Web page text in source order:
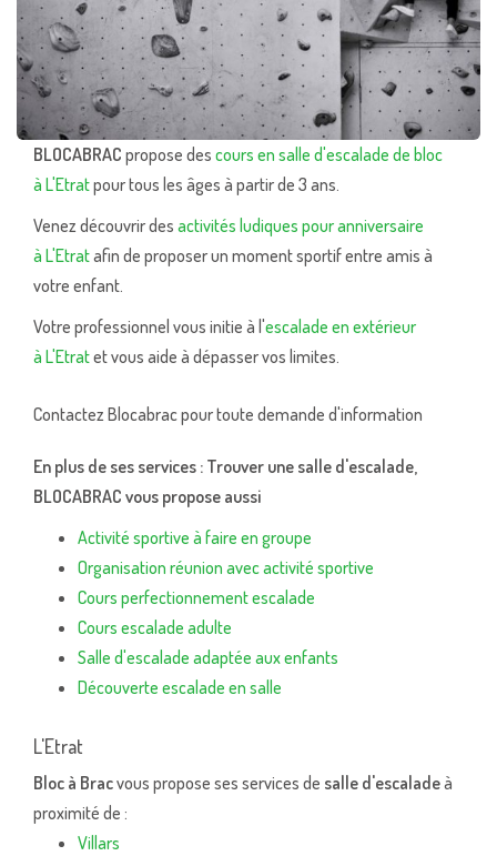
BLOCABRAC propose des cours en salle d'escalade de bloc
à L'Etratpour tous les âges à partir de 3 ans.
Venez découvrir des activités ludiques pour anniversaire
à L'Etratafin de proposer un moment sportif entre amis à
votre enfant.
Votre professionnel vous initie à l'escalade en extérieur
à L'Etratet vous aide à dépasser vos limites.
Contactez Blocabrac pour toute demande d'information
En plus de ses services : Trouver une salle d'escalade,
BLOCABRAC vous propose aussi
Activité sportive à faire en groupe
Organisation réunion avec activité sportive
Cours perfectionnement escalade
Cours escalade adulte
Salle d'escalade adaptée aux enfants
Découverte escalade en salle
L'Etrat
Bloc à Bracvous propose ses services de salle d'escaladeà
proximité de :
Villars